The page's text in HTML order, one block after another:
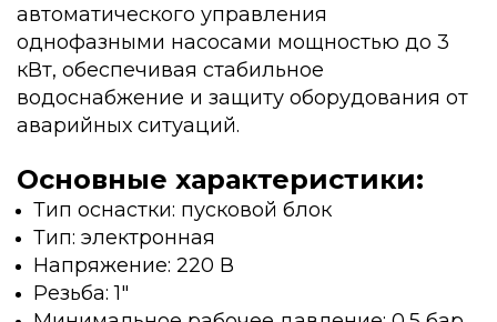
автоматического управления
однофазными насосами мощностью до 3
кВт, обеспечивая стабильное
водоснабжение и защиту оборудования от
аварийных ситуаций.
Основные характеристики:
Тип оснастки: пусковой блок
Тип: электронная
Напряжение: 220 В
Резьба: 1"